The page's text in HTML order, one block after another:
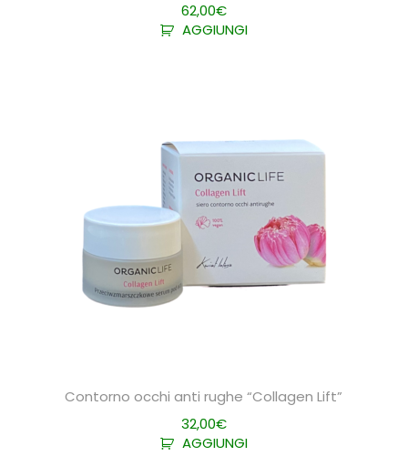
62,00€
AGGIUNGI
Contorno occhi anti rughe “Collagen Lift”
32,00€
AGGIUNGI